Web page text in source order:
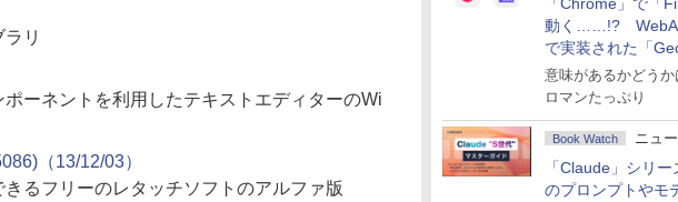
動く……!?
で実装された「
ジン
意味があるかどうか
ロマンたっぷり
Book Watch ニュ
「Claude」シリ
のプロンプトやモ
リ
ーネントを利用したテキストエディターのWi
（13/12/03）
るフリーのレタッチソフトのアルファ版